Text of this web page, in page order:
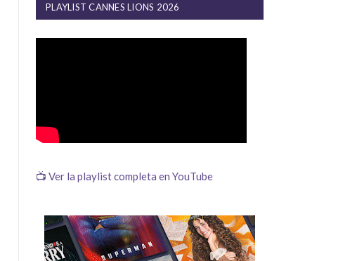
PLAYLIST CANNES LIONS 2026
📺 Ver la playlist completa en YouTube